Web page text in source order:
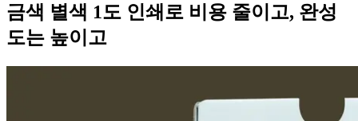
금색 별색 1도 인쇄로 비용 줄이고, 완성
도는 높이고